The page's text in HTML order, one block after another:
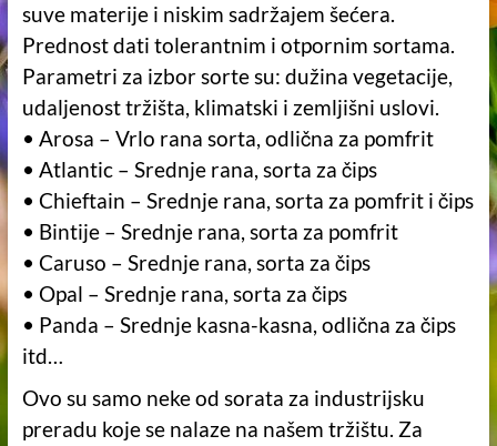
suve materije i niskim sadržajem šećera.
Prednost dati tolerantnim i otpornim sortama.
Parametri za izbor sorte su: dužina vegetacije,
udaljenost tržišta, klimatski i zemljišni uslovi.
• Arosa – Vrlo rana sorta, odlična za pomfrit
• Atlantic – Srednje rana, sorta za čips
• Chieftain – Srednje rana, sorta za pomfrit i čips
• Bintije – Srednje rana, sorta za pomfrit
• Caruso – Srednje rana, sorta za čips
• Opal – Srednje rana, sorta za čips
• Panda – Srednje kasna-kasna, odlična za čips
itd…
Ovo su samo neke od sorata za industrijsku
preradu koje se nalaze na našem tržištu. Za